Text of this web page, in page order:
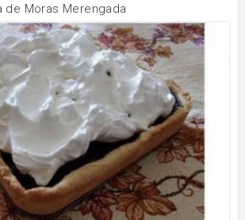
de Moras Merengada